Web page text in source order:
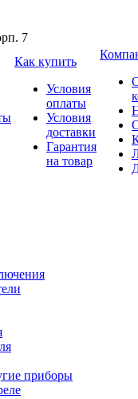
7
Как купить
Условия
оплаты
Условия
доставки
Гарантия
на товар
приборы